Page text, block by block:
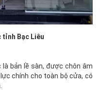
tỉnh Bạc Liêu
bản lề sàn, được chôn âm
chính cho toàn bộ cửa, có